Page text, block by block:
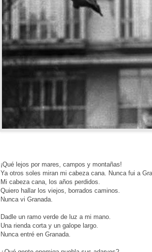
¡Qué lejos por mares, campos y montañas!
Ya otros soles miran mi cabeza cana. Nunca fui a
Mi cabeza cana, los años perdidos.
Quiero hallar los viejos, borrados caminos.
Nunca vi Granada.
Dadle un ramo verde de luz a mi mano.
Una rienda corta y un galope largo.
Nunca entré en Granada.